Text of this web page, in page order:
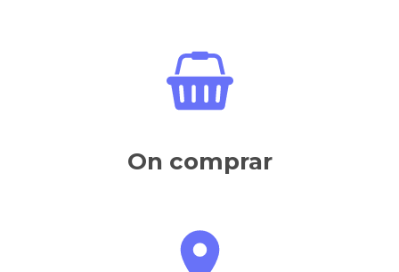
On comprar